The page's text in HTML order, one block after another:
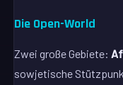
Die Open-World
Zwei große Gebiete:
sowjetische